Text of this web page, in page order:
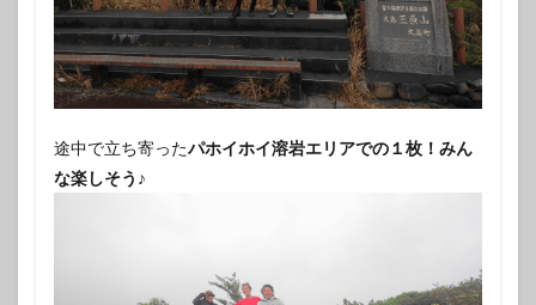
途中で立ち寄ったパホイホイ溶岩エリアでの１枚！みん
な楽しそう♪